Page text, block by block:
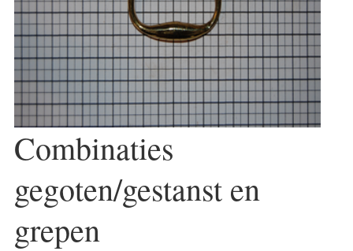
Combinaties
gegoten/gestanst en
grepen